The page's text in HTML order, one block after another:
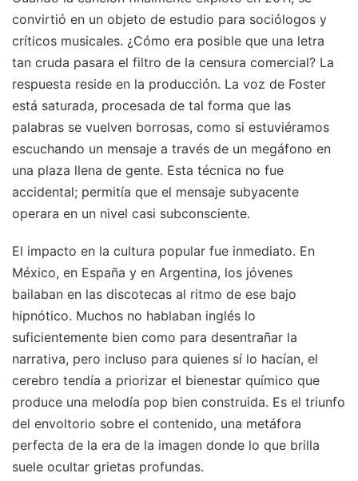
convirtió en un objeto de estudio para sociólogos y
críticos musicales. ¿Cómo era posible que una letra
tan cruda pasara el filtro de la censura comercial? La
respuesta reside en la producción. La voz de Foster
está saturada, procesada de tal forma que las
palabras se vuelven borrosas, como si estuviéramos
escuchando un mensaje a través de un megáfono en
una plaza llena de gente. Esta técnica no fue
accidental; permitía que el mensaje subyacente
operara en un nivel casi subconsciente.
El impacto en la cultura popular fue inmediato. En
México, en España y en Argentina, los jóvenes
bailaban en las discotecas al ritmo de ese bajo
hipnótico. Muchos no hablaban inglés lo
suficientemente bien como para desentrañar la
narrativa, pero incluso para quienes sí lo hacían, el
cerebro tendía a priorizar el bienestar químico que
produce una melodía pop bien construida. Es el triunfo
del envoltorio sobre el contenido, una metáfora
perfecta de la era de la imagen donde lo que brilla
suele ocultar grietas profundas.